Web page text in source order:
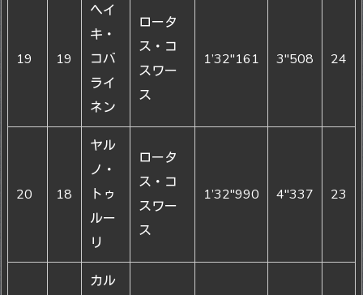
19 19
ヘイ
キ・
コバ
ライ
ネン
ロータ
ス・コ
スワー
ス
1’32"161 3"508 24
20 18
ヤル
ノ・
トゥ
ルー
リ
ロータ
ス・コ
スワー
ス
1’32"990 4"337 23
カル